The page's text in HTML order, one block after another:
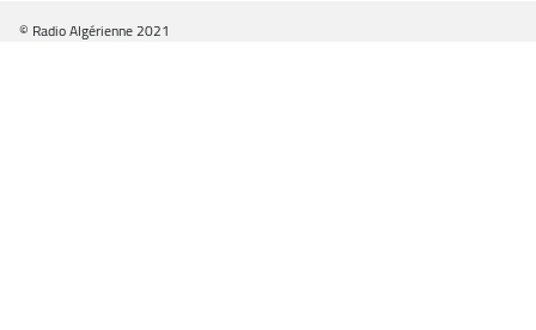
© Radio Algérienne 2021